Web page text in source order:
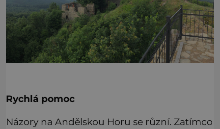
Rychlá pomoc
Názory na Andělskou Horu se různí. Zatímco